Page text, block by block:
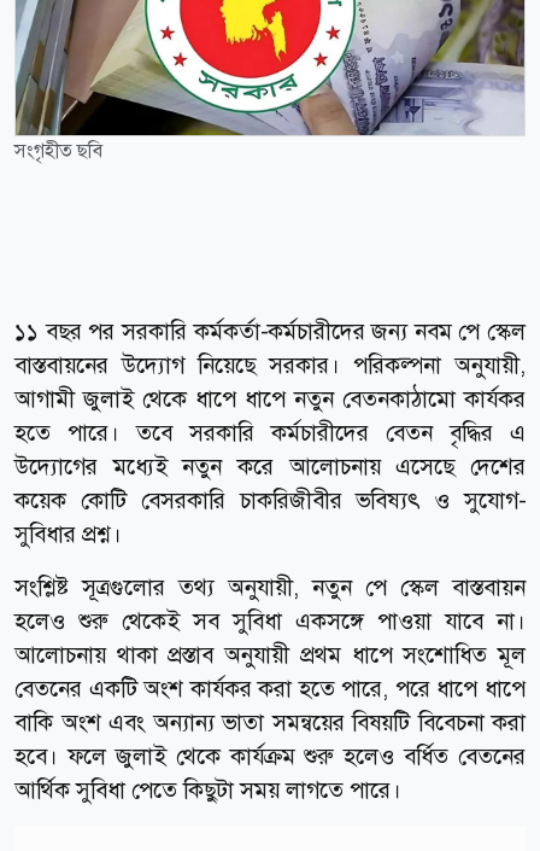
সংগৃহীত ছবি
১১ বছর পর সরকারি কর্মকর্তা-কর্মচারীদের জন্য নবম পে স্কেল
বাস্তবায়নের উদ্যোগ নিয়েছে সরকার। পরিকল্পনা অনুযায়ী,
আগামী জুলাই থেকে ধাপে ধাপে নতুন বেতনকাঠামো কার্যকর
হতে পারে। তবে সরকারি কর্মচারীদের বেতন বৃদ্ধির এ
উদ্যোগের মধ্যেই নতুন করে আলোচনায় এসেছে দেশের
কয়েক কোটি বেসরকারি চাকরিজীবীর ভবিষ্যৎ ও সুযোগ-
সুবিধার প্রশ্ন।
সংশ্লিষ্ট সূত্রগুলোর তথ্য অনুযায়ী, নতুন পে স্কেল বাস্তবায়ন
হলেও শুরু থেকেই সব সুবিধা একসঙ্গে পাওয়া যাবে না।
আলোচনায় থাকা প্রস্তাব অনুযায়ী প্রথম ধাপে সংশোধিত মূল
বেতনের একটি অংশ কার্যকর করা হতে পারে, পরে ধাপে ধাপে
বাকি অংশ এবং অন্যান্য ভাতা সমন্বয়ের বিষয়টি বিবেচনা করা
হবে। ফলে জুলাই থেকে কার্যক্রম শুরু হলেও বর্ধিত বেতনের
আর্থিক সুবিধা পেতে কিছুটা সময় লাগতে পারে।